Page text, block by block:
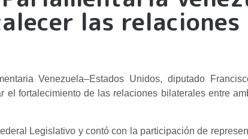
las relaciones
Venezuela–Estados Unidos, diputado
el fortalecimiento de las relaciones bilaterales entre
Legislativo y contó con la participación de